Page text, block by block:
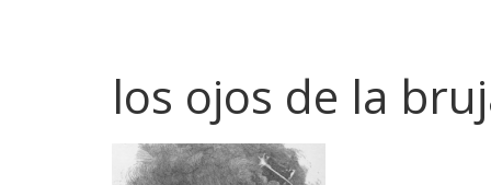
Juntos hasta el último
los ojos de la